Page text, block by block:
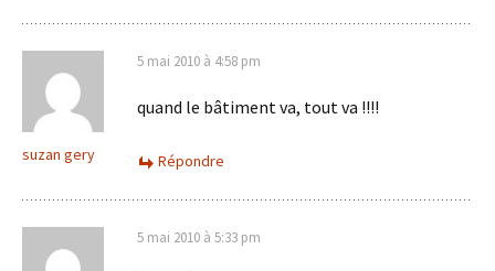
suzan gery
5 mai 2010 à 4:58 pm
quand le bâtiment va, tout va !!!!
Répondre
5 mai 2010 à 5:33 pm